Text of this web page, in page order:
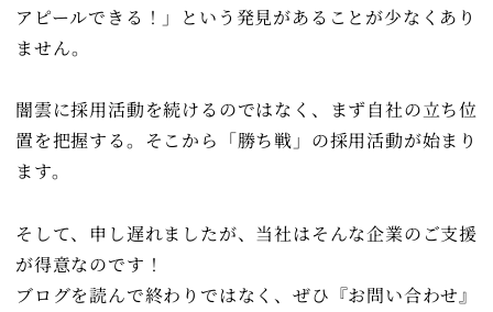
アピールできる！」という発見があることが少なくあり
ません。
闇雲に採用活動を続けるのではなく、まず自社の立ち位
置を把握する。そこから「勝ち戦」の採用活動が始まり
ます。
そして、申し遅れましたが、当社はそんな企業のご支援
が得意なのです！
ブログを読んで終わりではなく、ぜひ『お問い合わせ』